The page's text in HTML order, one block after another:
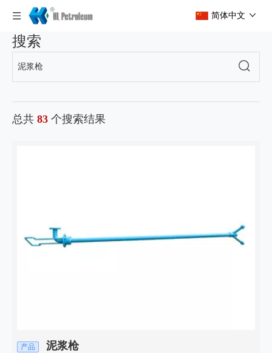
简体中文
搜索
总共 83 个搜索结果
产品 泥浆枪